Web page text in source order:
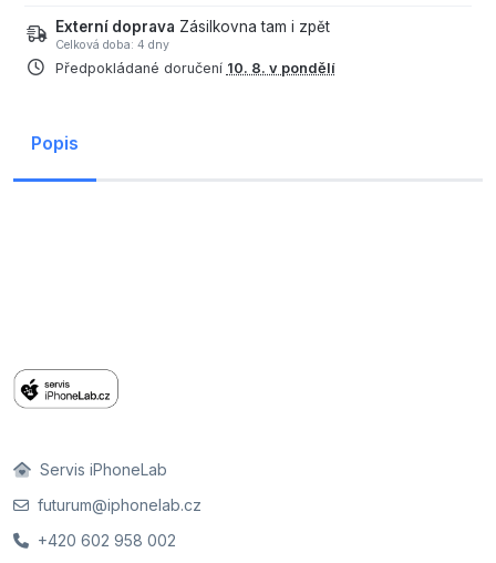
Externí doprava Zásilkovna tam i zpět
Celková doba: 4 dny
Předpokládané doručení 10. 8. v pondělí
Popis
Servis iPhoneLab
futurum@iphonelab.cz
+420 602 958 002